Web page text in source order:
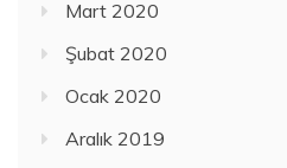
Mart 2020
Şubat 2020
Ocak 2020
Aralık 2019